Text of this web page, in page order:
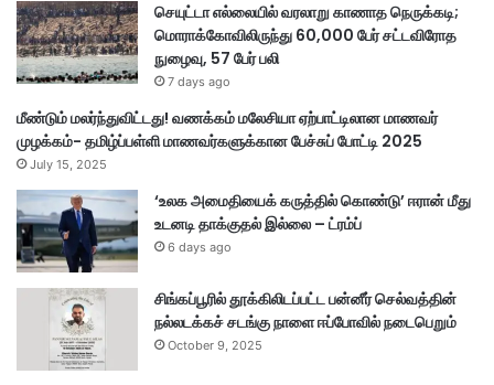
செயுட்டா எல்லையில் வரலாறு காணாத நெருக்கடி;
மொராக்கோவிலிருந்து 60,000 பேர் சட்டவிரோத
நுழைவு, 57 பேர் பலி
7 days ago
மீண்டும் மலர்ந்துவிட்டது! வணக்கம் மலேசியா ஏற்பாட்டிலான மாணவர்
முழக்கம்- தமிழ்ப்பள்ளி மாணவர்களுக்கான பேச்சுப் போட்டி 2025
July 15, 2025
‘உலக அமைதியைக் கருத்தில் கொண்டு’ ஈரான் மீது
உடனடி தாக்குதல் இல்லை – ட்ரம்ப்
6 days ago
சிங்கப்பூரில் தூக்கிலிடப்பட்ட பன்னீர் செல்வத்தின்
நல்லடக்கச் சடங்கு நாளை ஈப்போவில் நடைபெறும்
October 9, 2025